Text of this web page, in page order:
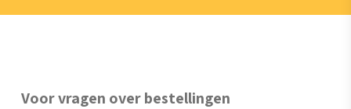
Voor vragen over bestellingen